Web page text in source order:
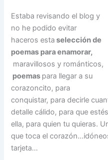
Estaba revisando el blog y
no he podido evitar
haceros esta selección de
poemas para enamorar,
maravillosos y románticos,
poemas para llegar a su
corazoncito, para
conquistar, para decirle
detalle cálido, para que
ella, para quien tu quieras.
que toca el
tarjeta…